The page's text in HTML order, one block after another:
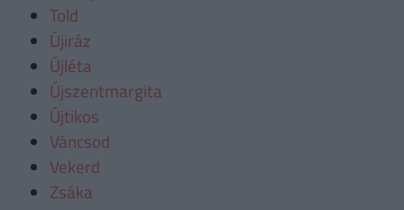
Told
Újiráz
Újléta
Újszentmargita
Újtikos
Váncsod
Vekerd
Zsáka